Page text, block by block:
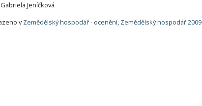
Jeníčková
vZemědělský hospodář - ocenění, Zemědělský hospodář 2009